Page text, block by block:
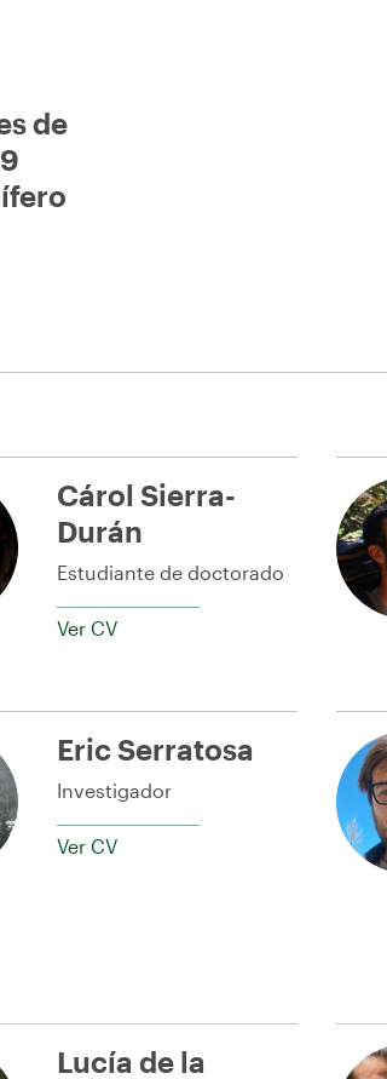
de
Cárol Sierra-
Durán
Estudiante de doctorado
Ver CV
Eric Serratosa
Investigador
Ver CV
Lucía de la